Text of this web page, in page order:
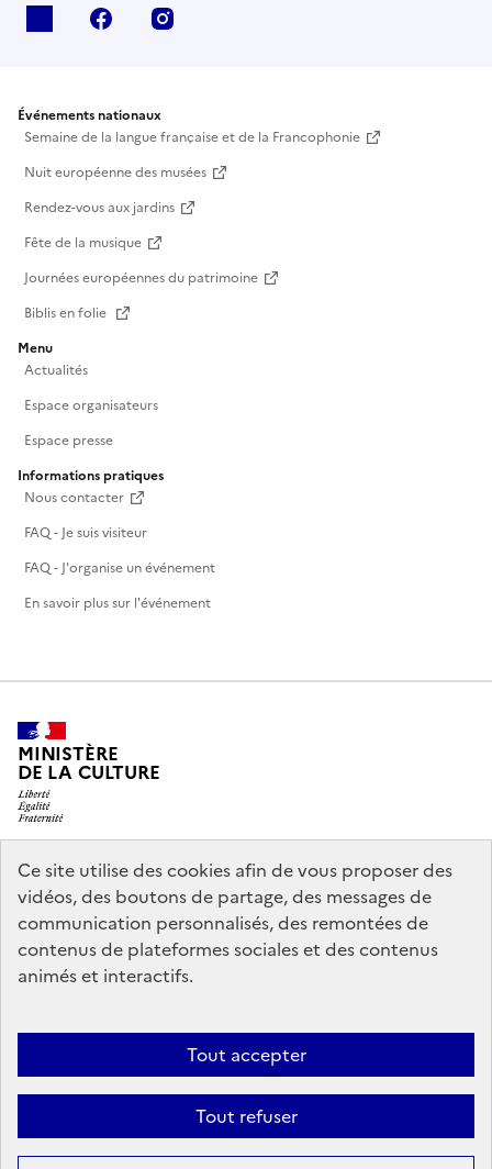
Ce site utilise des cookies afin de vous proposer des
vidéos, des boutons de partage, des messages de
communication personnalisés, des remontées de
contenus de plateformes sociales et des contenus
animés et interactifs.
Tout accepter
Tout refuser
facebook
Événements nationaux
Semaine de la langue française et de la Francophonie
Nuit européenne des musées
Rendez-vous aux jardins
Fête de la musique
Journées européennes du patrimoine
Biblis en folie
Menu
Actualités
Espace organisateurs
Espace presse
Informations pratiques
Nous contacter
FAQ - Je suis visiteur
FAQ - J'organise un événement
En savoir plus sur l'événement
MINISTÈRE
DE LA CULTURE
legifrance.gouv.fr
info.gouv.fr
service-public.gouv.fr
data.gouv.fr
Nous contacter Mentions légales
Politique générale de protection
Accessibilité : partiellement conforme
d’utilisation des témoins de connexion (cookies)